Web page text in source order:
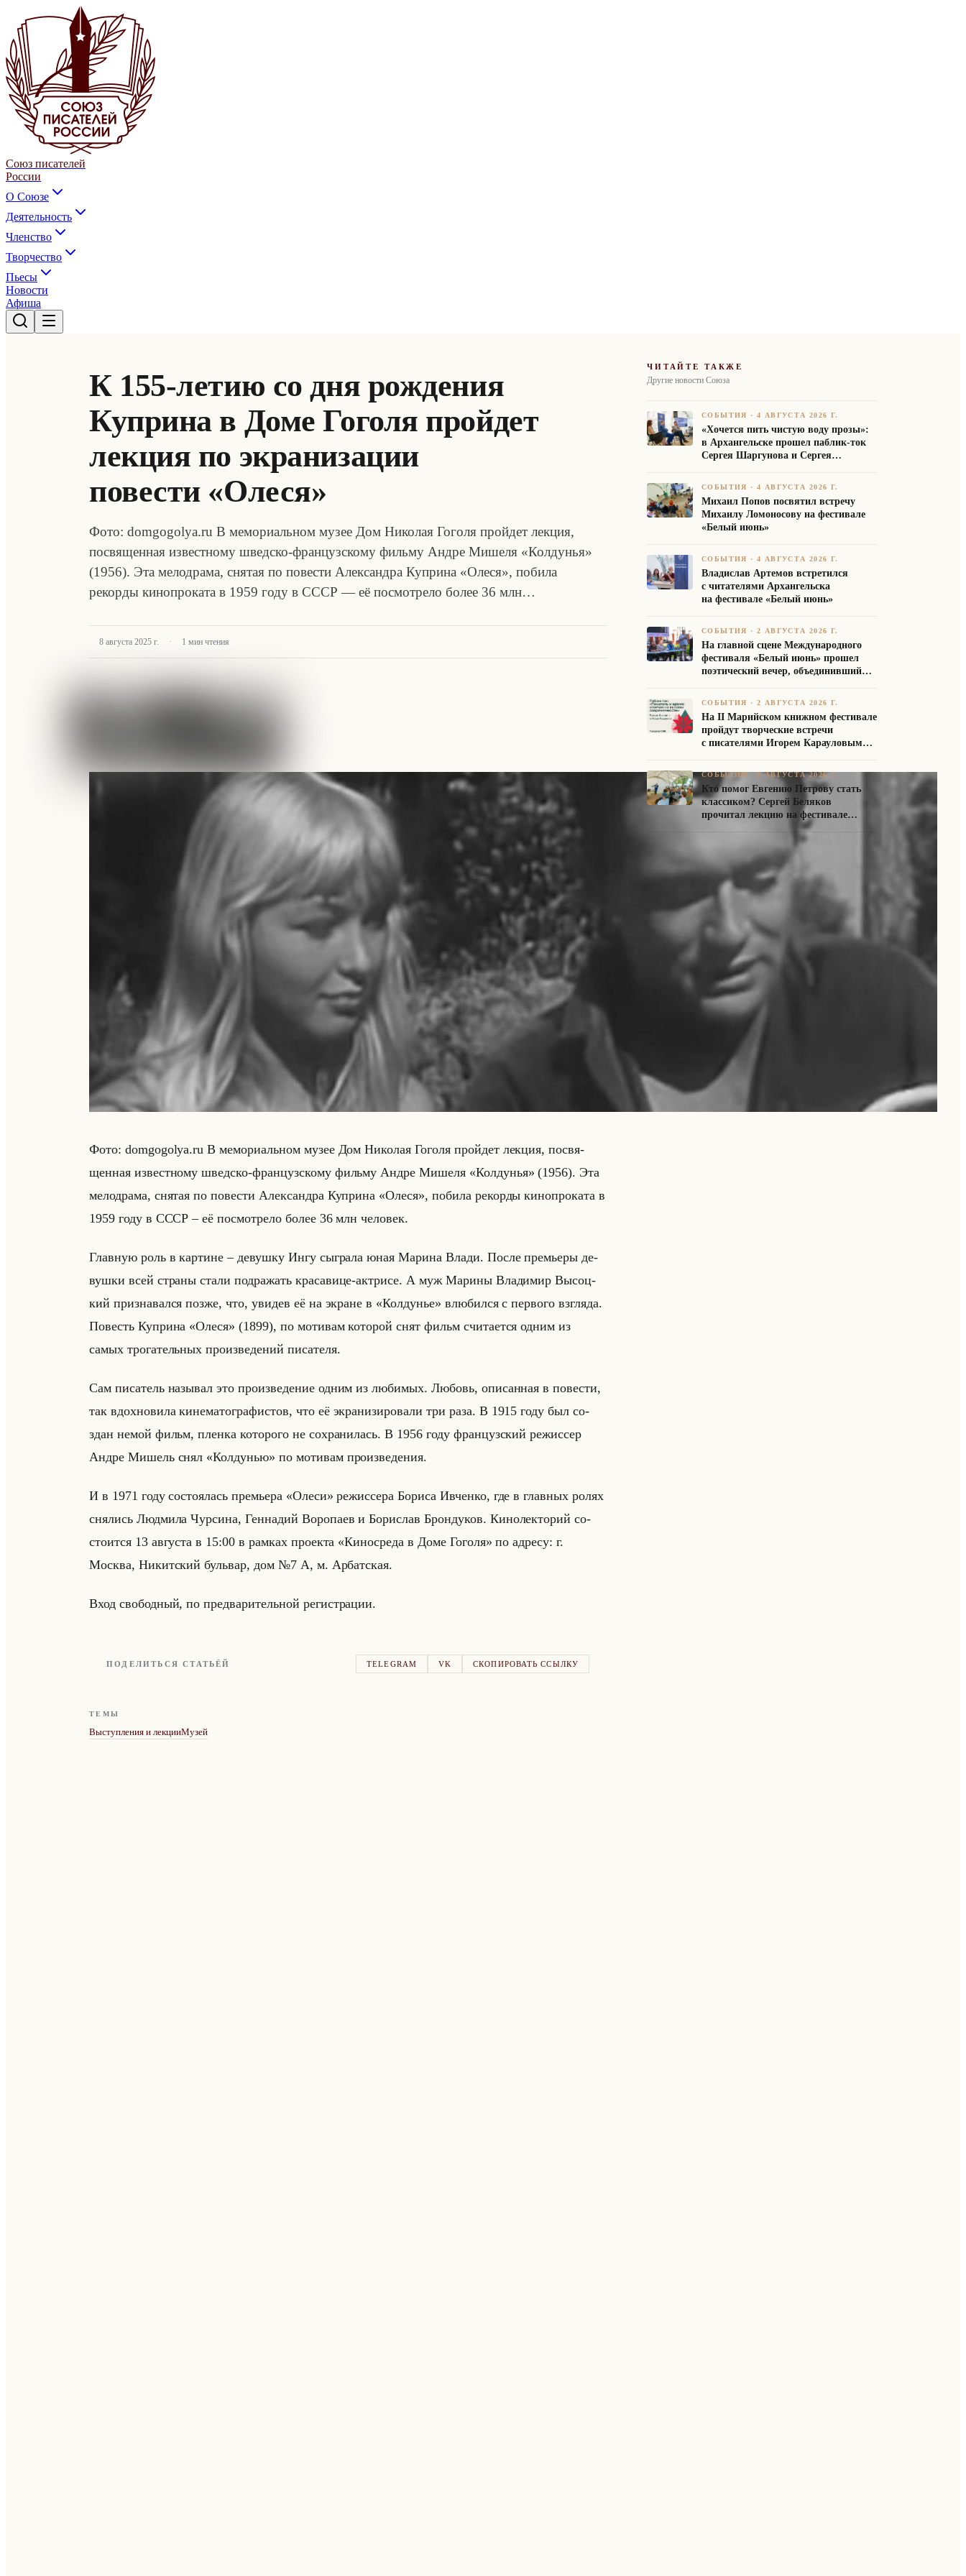
Союз писателей
России
О Союзе
Деятельность
Членство
Творчество
Пьесы
Новости
Афиша
К 155-летию со дня рождения
Куприна в Доме Гоголя пройдет
лекция по экранизации
повести «Олеся»
Фото: domgogolya.ru В мемориальном музее Дом Николая Гоголя пройдет лекция,
посвященная известному шведско-французскому фильму Андре Мишеля «Колдунья»
(1956). Эта мелодрама, снятая по повести Александра Куприна «Олеся», побила
рекорды кинопроката в 1959 году в СССР — её посмотрело более 36 млн…
8 августа 2025 г. · 1 мин чтения
Фото: domgogolya.ru В ме­мо­ри­альном музее Дом Ни­ко­лая Го­го­ля пройдет лек­ция, по­свя­
щен­ная из­вест­но­му швед­ско-фран­цуз­ско­му фильму Андре Ми­ше­ля «Колдунья» (1956). Эта
ме­ло­дра­ма, сня­тая по по­ве­сти Алек­сандра Куп­ри­на «Олеся», по­би­ла ре­кор­ды ки­но­про­ка­та в
1959 году в СССР – её по­смот­ре­ло более 36 млн че­ло­век.
Глав­ную роль в кар­тине – де­вуш­ку Ингу сыг­ра­ла юная Ма­ри­на Влади. После пре­мье­ры де­
вуш­ки всей стра­ны стали под­ра­жать кра­са­ви­це-ак­три­се. А муж Ма­ри­ны Вла­ди­мир Вы­соц­
кий при­зна­вал­ся позже, что, уви­дев её на экране в «Колдунье» влю­бил­ся с пер­во­го взгля­да.
По­весть Куп­ри­на «Олеся» (1899), по мо­ти­вам ко­то­рой снят фильм счи­та­ет­ся одним из
самых тро­га­тельных про­из­ве­де­ний пи­са­те­ля.
Сам пи­са­тель на­зы­вал это про­из­ве­де­ние одним из лю­би­мых. Лю­бовь, опи­сан­ная в по­ве­сти,
так вдох­но­ви­ла ки­не­ма­то­гра­фи­стов, что её экра­ни­зи­ро­ва­ли три раза. В 1915 году был со­
здан немой фильм, плен­ка ко­то­ро­го не со­хра­ни­лась. В 1956 году фран­цуз­ский ре­жис­сер
Андре Ми­шель снял «Колдунью» по мо­ти­вам про­из­ве­де­ния.
И в 1971 году со­сто­ялась пре­мье­ра «Олеси» ре­жис­се­ра Бо­ри­са Ив­чен­ко, где в глав­ных ролях
сня­лись Люд­ми­ла Чур­си­на, Ген­на­дий Во­ро­па­ев и Бо­ри­слав Брон­ду­ков. Ки­но­лек­то­рий со­
сто­ит­ся 13 ав­гу­ста в 15:00 в рам­ках про­ек­та «Киносреда в Доме Гоголя» по ад­ре­су: г.
Москва, Ни­кит­ский бульвар, дом №7 А, м. Ар­бат­ская.
Вход сво­бод­ный, по пред­ва­ри­тельной ре­ги­стра­ции.
ПОДЕЛИТЬСЯ СТАТЬЁЙ TELEGRAM VK СКОПИРОВАТЬ ССЫЛКУ
ТЕМЫ
Выступления и лекцииМузей
ЧИТАЙТЕ ТАКЖЕ
Другие новости Союза
СОБЫТИЯ ·4 АВГУСТА 2026 Г.
«Хочется пить чистую воду прозы»:
в Архангельске прошел паблик-ток
Сергея Шаргунова и Сергея
СОБЫТИЯ ·4 АВГУСТА 2026 Г.
Михаил Попов посвятил встречу
Михаилу Ломоносову на фестивале
«Белый июнь»
СОБЫТИЯ ·4 АВГУСТА 2026 Г.
Владислав Артемов встретился
с читателями Архангельска
на фестивале «Белый июнь»
СОБЫТИЯ ·2 АВГУСТА 2026 Г.
На главной сцене Международного
фестиваля «Белый июнь» прошел
поэтический вечер, объединивший
СОБЫТИЯ ·2 АВГУСТА 2026 Г.
На II Марийском книжном фестивале
пройдут творческие встречи
с писателями Игорем Карауловым
СОБЫТИЯ·2 АВГУСТА 2026 Г.
Кто помог Евгению Петрову стать
классиком? Сергей Беляков
прочитал лекцию на фестивале